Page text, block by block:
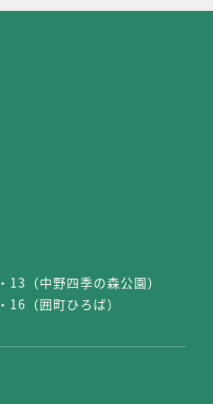
（中野四季の森公園）
（囲町ひろば）